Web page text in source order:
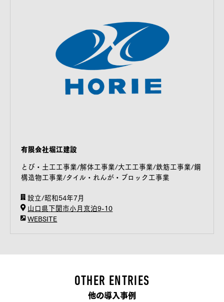
有限会社堀江建設
とび・土工工事業/解体工事業/大工工事業/鉄筋工事業/鋼
構造物工事業/タイル・れんが・ブロック工事業
設立/昭和54年7月
山口県下関市小月京泊9-10
WEBSITE
OTHER ENTRIES
他の導入事例